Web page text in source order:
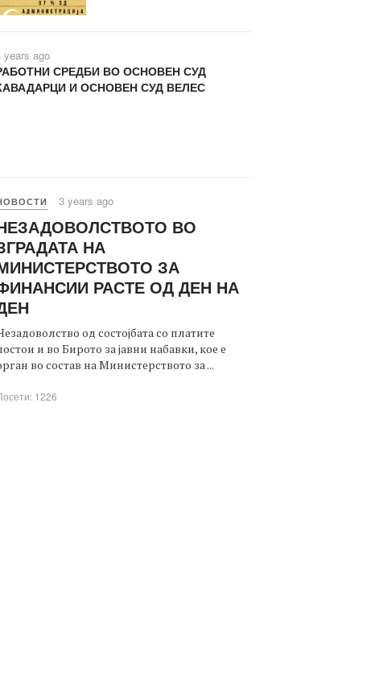
years ago
СРЕДБИ ВО ОСНОВЕН СУД
И ОСНОВЕН СУД ВЕЛЕС
3 years ago
ВО
НА
ЗА
РАСТЕ ОД ДЕН НА
од состојбата со платите
и во Бирото за јавни набавки, кое е
во состав на Министерството за ...
1226